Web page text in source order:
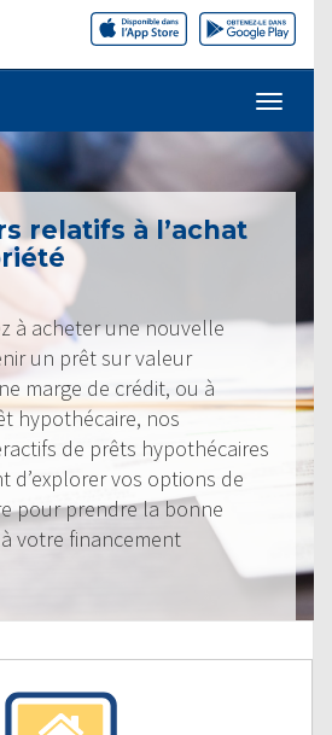
relatifs à l’achat
à acheter une nouvelle
un prêt sur valeur
marge de crédit, ou à
hypothécaire, nos
de prêts hypothécaires
d’explorer vos options de
pour prendre la bonne
votre financement